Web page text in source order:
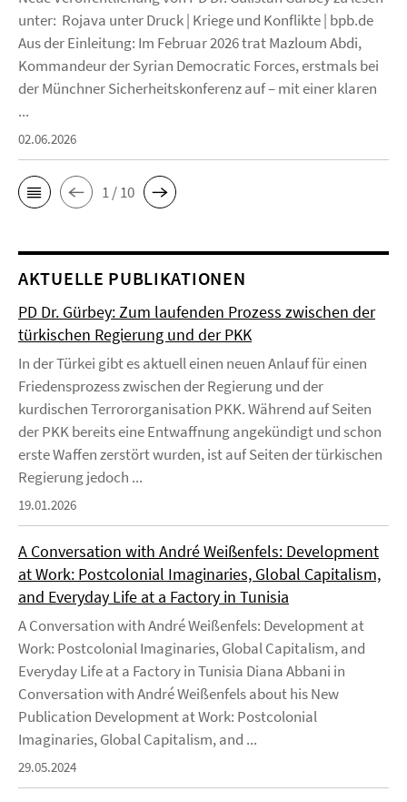
unter: Rojava unter Druck | Kriege und Konflikte | bpb.de
Aus der Einleitung: Im Februar 2026 trat Mazloum Abdi,
Kommandeur der Syrian Democratic Forces, erstmals bei
der Münchner Sicherheitskonferenz auf – mit einer klaren
...
02.06.2026
1 / 10
AKTUELLE PUBLIKATIONEN
PD Dr. Gürbey: Zum laufenden Prozess zwischen der
türkischen Regierung und der PKK
In der Türkei gibt es aktuell einen neuen Anlauf für einen
Friedensprozess zwischen der Regierung und der
kurdischen Terrororganisation PKK. Während auf Seiten
der PKK bereits eine Entwaffnung angekündigt und schon
erste Waffen zerstört wurden, ist auf Seiten der türkischen
Regierung jedoch ...
19.01.2026
A Conversation with André Weißenfels: Development
at Work: Postcolonial Imaginaries, Global Capitalism,
and Everyday Life at a Factory in Tunisia
A Conversation with André Weißenfels: Development at
Work: Postcolonial Imaginaries, Global Capitalism, and
Everyday Life at a Factory in Tunisia Diana Abbani in
Conversation with André Weißenfels about his New
Publication Development at Work: Postcolonial
Imaginaries, Global Capitalism, and ...
29.05.2024